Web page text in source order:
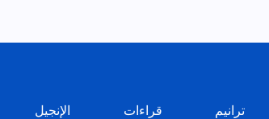
ترانيم قراءات الإنجيل